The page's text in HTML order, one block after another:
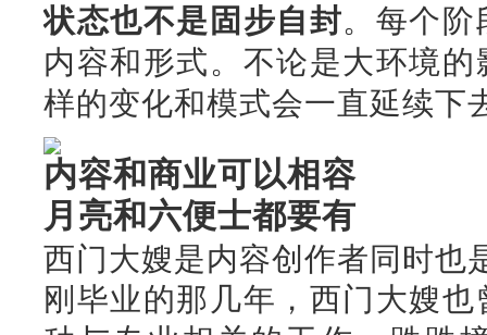
状态也不是固步自封。每个
内容和形式。不论是大环境
样的变化和模式会一直延续下
内容和商业可以相容
月亮和六便士都要有
西门大嫂是内容创作者同时也
刚毕业的那几年，西门大嫂